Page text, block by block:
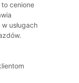
cenione
usługach